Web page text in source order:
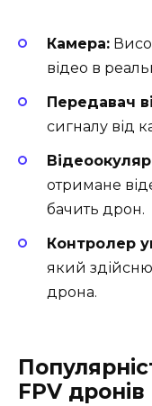
Камера:
відео в
Передавач
сигналу від
отримане
бачить дрон.
Контролер
який
дрона.
FPV дронів